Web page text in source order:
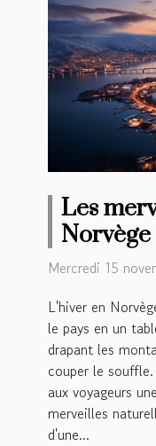
Les
séjour
Mercredi 15
L'hiver en
le pays en un
drapant les
couper le
aux voyageurs
merveilles
d'une...